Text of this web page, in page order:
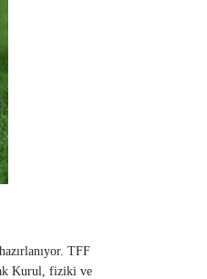
TFF
Kurul, fiziki ve